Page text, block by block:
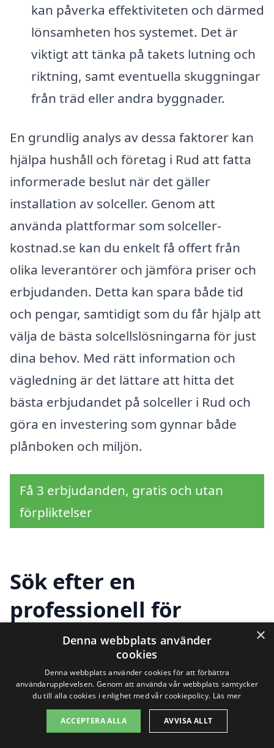
kan påverka effektiviteten och därmed
lönsamheten hos systemet. Det är
viktigt att tänka på takets lutning och
riktning, samt eventuella skuggningar
från träd eller andra byggnader.
En grundlig analys av dessa faktorer kan
hjälpa hushåll och företag i Rud att fatta
informerade beslut när det gäller
installation av solceller. Genom att
använda plattformar som solceller-
kostnad.se kan du enkelt få offert från
olika leverantörer och jämföra priser och
erbjudanden. Detta kan spara både tid
och pengar, samtidigt som du får hjälp att
välja de bästa solcellslösningarna för just
dina behov. Med rätt information och
vägledning är det lättare att hitta det
bästa erbjudandet på solceller i Rud och
göra en investering som gynnar både
plånboken och miljön.
Få 3 erbjudanden, gratis och utan
förpliktelser
Sök efter en
professionell för
solceller i andra städer
nära Rud
Att investera i solceller i Rud är en
utmärkt idé för den som vill minska sina
×
Denna webbplats använder
cookies
Denna webbplats använder cookies för att förbättra
användarupplevelsen. Genom att använda vår webbplats samtycker
du till alla cookies i enlighet med vår cookiepolicy. Läs mer
ACCEPTERA ALLA AVVISA ALLT